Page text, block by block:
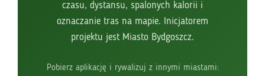
czasu, dystansu, spalonych kalorii i
oznaczanie tras na mapie. Inicjatorem
projektu jest Miasto Bydgoszcz.
Pobierz aplikację i rywalizuj z innymi miastami: